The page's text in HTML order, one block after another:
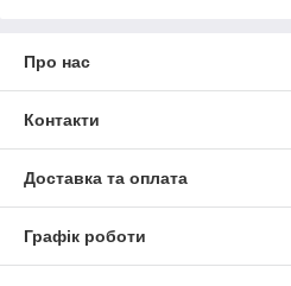
Щоб уникнути дорогого ремонту,
проводити заміну деталей, що
Якісні стартери на
Magnum
Про нас
Контакти
Доставка та оплата
Графік роботи